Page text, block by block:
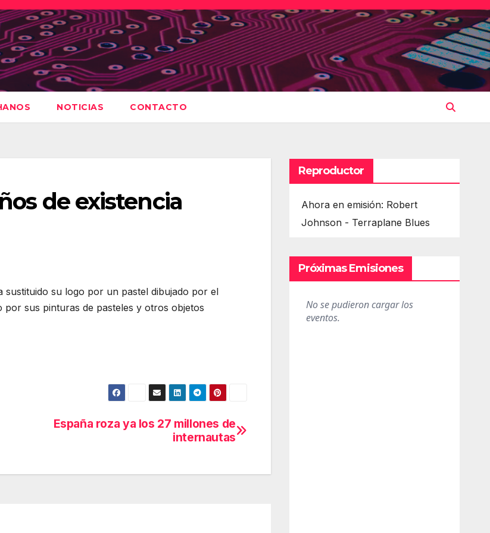
NOTICIAS CONTACTO
de existencia
sustituido su logo por un pastel dibujado por el
sus pinturas de pasteles y otros objetos
España roza ya los 27 millones de
internautas
Reproductor
Ahora en emisión: Robert
Johnson - Terraplane Blues
Próximas Emisiones